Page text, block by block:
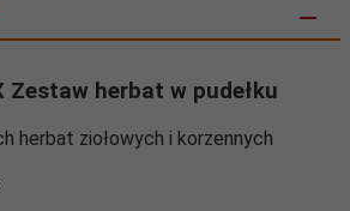
Zestaw herbat w pudełku
herbat ziołowych i korzennych